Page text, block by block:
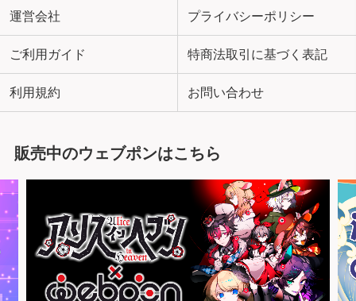
運営会社 プライバシーポリシー
ご利用ガイド 特商法取引に基づく表記
利用規約 お問い合わせ
販売中のウェブポンはこちら